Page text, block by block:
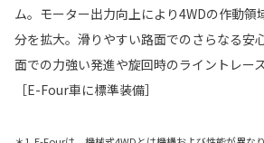
ム。モーター出力向上により4WDの作動領
分を拡大。滑りやすい路面でのさらなる安
面での力強い発進や旋回時のライントレー
［E-Four車に標準装備］